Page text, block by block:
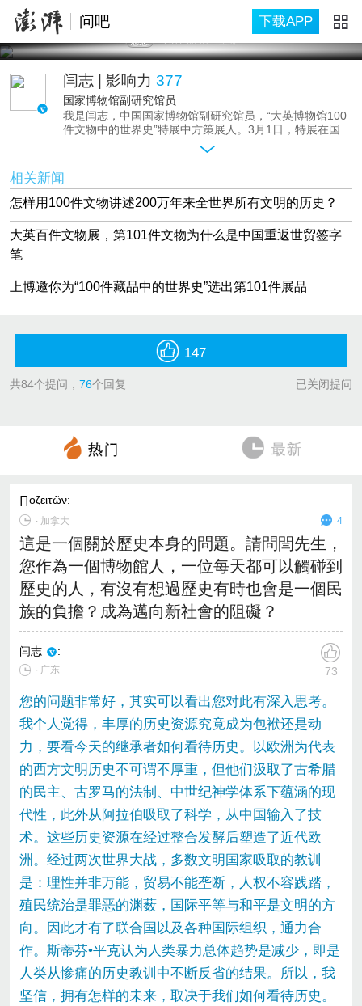
问吧 下载APP
思想 2017-03-01 上海
闫志 | 影响力 377
国家博物馆副研究馆员
我是闫志，中国国家博物馆副研究馆员，“大英博物馆100
件文物中的世界史”特展中方策展人。3月1日，特展在国博
开幕，大英博物馆的100件（套）文物正式亮相，其中有
200万年前人类祖先制作出的第一批工具，也有进入农耕
社会后代表权力和财富的金属印章；有人类科技、文明蓬
勃发展时期的工艺制品，也有进入现代文明之后全新的创
造物。国博方面也挑选了“2001年宣布中国重返世贸组织
（WTO）的木槌和中国重返世贸组织的签字笔”作为第101
件展品。
如何用文物来讲述人类的200万年？这些展品是如何选出
相关新闻
怎样用100件文物讲述200万年来全世界所有文明的历史？
大英百件文物展，第101件文物为什么是中国重返世贸签字
笔
上博邀你为“100件藏品中的世界史”选出第101件展品
147
共84个提问， 76个回复 已关闭提问
∏oζειτῶν:
∙ 加拿大 4
這是一個關於歷史本身的問題。請問閆先生，
您作為一個博物館人，一位每天都可以觸碰到
歷史的人，有沒有想過歷史有時也會是一個民
族的負擔？成為邁向新社會的阻礙？
闫志 :
∙ 广东 73
您的问题非常好，其实可以看出您对此有深入思考。
我个人觉得，丰厚的历史资源究竟成为包袱还是动
力，要看今天的继承者如何看待历史。以欧洲为代表
的西方文明历史不可谓不厚重，但他们汲取了古希腊
的民主、古罗马的法制、中世纪神学体系下蕴涵的现
代性，此外从阿拉伯吸取了科学，从中国输入了技
术。这些历史资源在经过整合发酵后塑造了近代欧
洲。经过两次世界大战，多数文明国家吸取的教训
是：理性并非万能，贸易不能垄断，人权不容践踏，
殖民统治是罪恶的渊薮，国际平等与和平是文明的方
向。因此才有了联合国以及各种国际组织，通力合
作。斯蒂芬•平克认为人类暴力总体趋势是减少，即是
人类从惨痛的历史教训中不断反省的结果。所以，我
坚信，拥有怎样的未来，取决于我们如何看待历史。